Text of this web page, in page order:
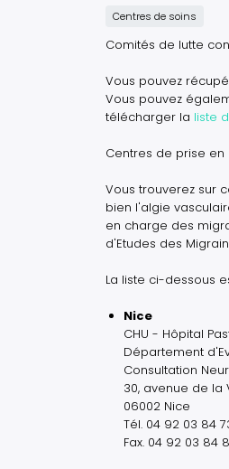
Centres de soins
Comités de lutte
Vous pouvez
Vous pouvez
télécharger la liste
Centres de prise
Vous trouverez sur
bien l'algie
en charge des
d'Etudes des
La liste ci-dessous
Nice
CHU - Hôpital
Département
Consultation
30, avenue de la
06002 Nice
Tél. 04 92 03 84
Fax. 04 92 03 84